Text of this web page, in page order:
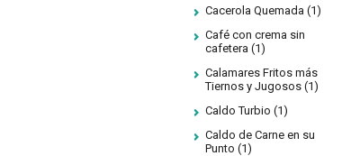
Cacerola Quemada (1)
Café con crema sin
cafetera (1)
Calamares Fritos más
Tiernos y Jugosos (1)
Caldo Turbio (1)
Caldo de Carne en su
Punto (1)